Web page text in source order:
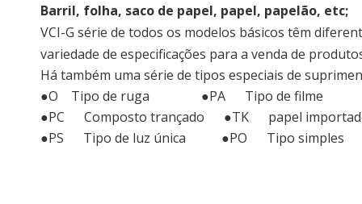
Barril, folha, saco de papel, papel, papelão, etc;
VCI-G série de todos os modelos básicos têm
variedade de especificações para a venda de
Há também uma série de tipos especiais de
●O Tipo de ruga ●PA Tipo de filme
●PC Composto trançado ●TK papel
●PS Tipo de luz única ●PO Tipo simples